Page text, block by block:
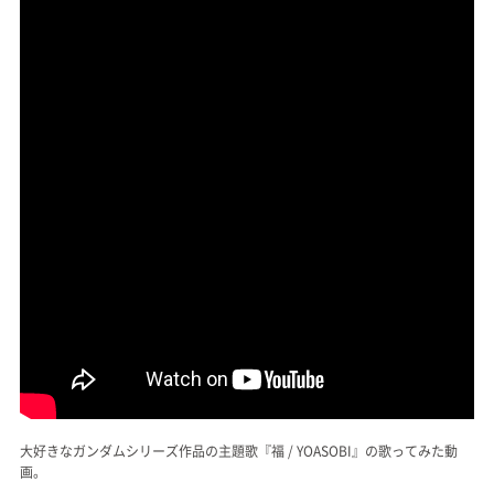
大好きなガンダムシリーズ作品の主題歌『福 / YOASOBI』の歌ってみた動
画。